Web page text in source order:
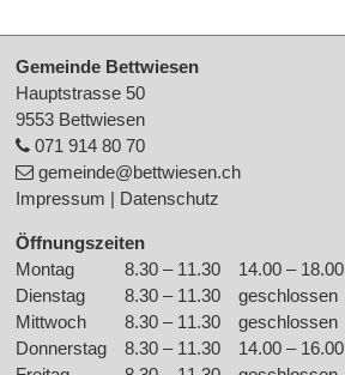
Footer
Gemeinde Bettwiesen
Hauptstrasse 50
9553 Bettwiesen
071 914 80 70
gemeinde@bettwiesen.ch
Impressum | Datenschutz
Öffnungszeiten
Wochentag
Morgen Nachmittag
Montag 8.30 – 11.30
14.00 – 18.00
Dienstag
8.30 – 11.30
geschlossen
Mittwoch
8.30 – 11.30
geschlossen
Donnerstag
8.30 – 11.30
14.00 – 16.00